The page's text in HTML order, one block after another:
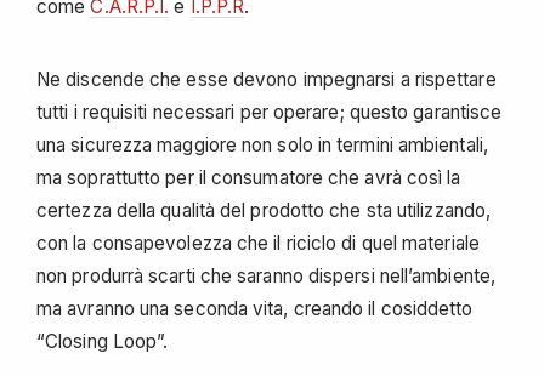
comeC.A.R.P.I. e I.P.P.R.
Ne discende che esse devono impegnarsi a rispettare
tutti i requisiti necessari per operare; questo garantisce
una sicurezza maggiore non solo in termini ambientali,
ma soprattutto per il consumatore che avrà così la
certezza della qualità del prodotto che sta utilizzando,
con la consapevolezza che il riciclo di quel materiale
non produrrà scarti che saranno dispersi nell’ambiente,
ma avranno una seconda vita, creando il cosiddetto
“Closing Loop”.